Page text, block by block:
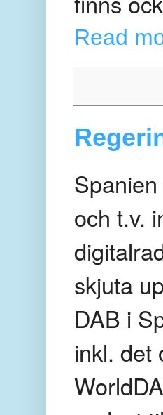
Read
och t.v.
skjuta
DAB i
inkl. det